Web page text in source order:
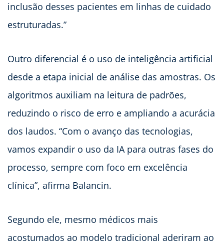
inclusão desses pacientes em linhas de cuidado
estruturadas.”
Outro diferencial é o uso de inteligência artificial
desde a etapa inicial de análise das amostras. Os
algoritmos auxiliam na leitura de padrões,
reduzindo o risco de erro e ampliando a acurácia
dos laudos. “Com o avanço das tecnologias,
vamos expandir o uso da IA para outras fases do
processo, sempre com foco em excelência
clínica”, afirma Balancin.
Segundo ele, mesmo médicos mais
acostumados ao modelo tradicional aderiram ao